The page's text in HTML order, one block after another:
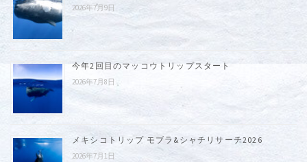
2026年7月9日
今年2回目のマッコウトリップスタート
2026年7月8日
メキシコトリップ モブラ&シャチリサーチ2026
2026年7月1日